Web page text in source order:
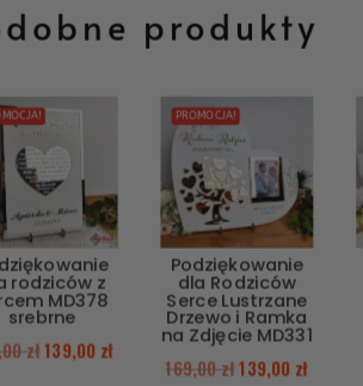
produkty
rodziców z
MD378
srebrne
zł139,00 zł
PROMOCJA!
Podziękowanie
dla Rodziców
Serce Lustrzane
Drzewo i Ramka
na Zdjęcie MD331
169,00zł139,00 zł